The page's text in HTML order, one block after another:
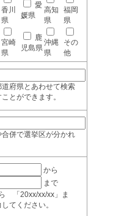
香川
県
愛
媛県
高知
県
福岡
県
宮崎
県
鹿
児島県
沖縄
県
その
他
府県とあわせて検索
とができます。
併で選挙区が分かれ
から
まで
「20xx/xx/xx」ま
てください。